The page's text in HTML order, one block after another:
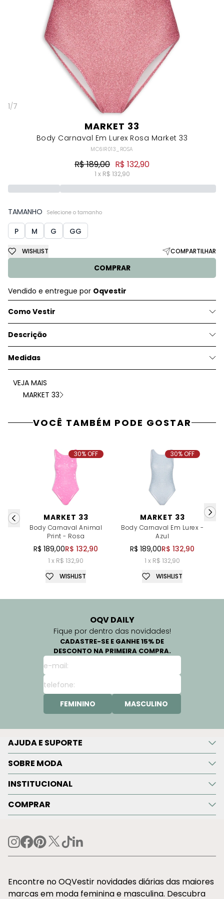
1/7
MARKET 33
Body Carnaval Em Lurex Rosa Market 33
MC6IR013_ROSA
R$ 189,00 R$ 132,90
1 x R$ 132,90
TAMANHO Selecione o tamanho
P M G GG
COMPRAR
WISHLIST COMPARTILHAR
Vendido e entregue por Oqvestir
Como Vestir
Descrição
Medidas
VEJA MAIS
MARKET 33
VOCÊ TAMBÉM PODE GOSTAR
MARKET 33
Body Carnaval Animal
Print - Rosa
R$ 189,00R$ 132,90
1 x R$ 132,90
30% OFF
WISHLIST
MARKET 33
Body Carnaval Em Lurex -
Azul
R$ 189,00R$ 132,90
1 x R$ 132,90
30% OFF
WISHLIST
OQV DAILY
Fique por dentro das novidades!
CADASTRE-SE E GANHE 15% DE
DESCONTO NA PRIMEIRA COMPRA.
FEMININO MASCULINO
AJUDA E SUPORTE
SOBRE MODA
INSTITUCIONAL
COMPRAR
Encontre no OQVestir novidades diárias das maiores
marcas em moda feminina e masculina. Descubra